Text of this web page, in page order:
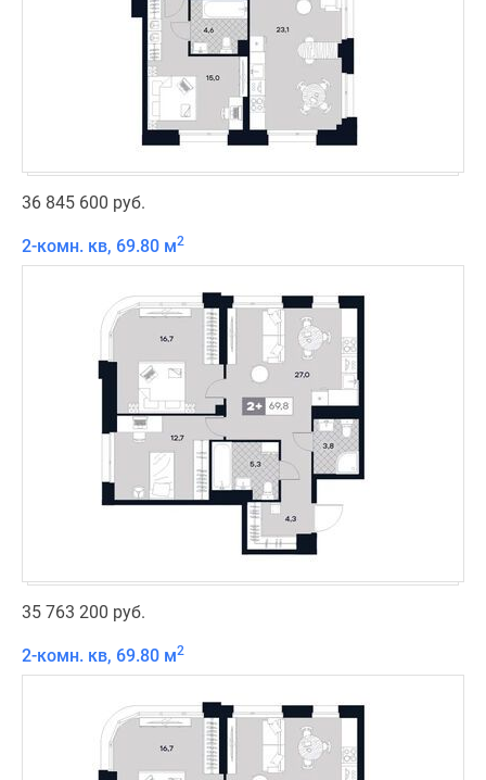
36 845 600 руб.
2-комн. кв, 69.80 м2
35 763 200 руб.
2-комн. кв, 69.80 м2